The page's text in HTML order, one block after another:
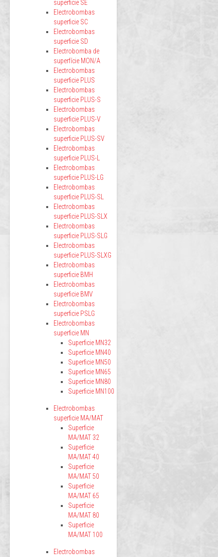
superficie SE
Electrobombas
superficie SC
Electrobombas
superficie SD
Electrobomba de
superfície MON/A
Electrobombas
superficie PLUS
Electrobombas
superficie PLUS-S
Electrobombas
superficie PLUS-V
Electrobombas
superficie PLUS-SV
Electrobombas
superficie PLUS-L
Electrobombas
superficie PLUS-LG
Electrobombas
superficie PLUS-SL
Electrobombas
superficie PLUS-SLX
Electrobombas
superficie PLUS-SLG
Electrobombas
superficie PLUS-SLXG
Electrobombas
superficie BMH
Electrobombas
superficie BMV
Electrobombas
superficie PSLG
Electrobombas
superficie MN
Superficie MN32
Superficie MN40
Superficie MN50
Superficie MN65
Superficie MN80
Superficie MN100
Electrobombas
superficie MA/MAT
Superficie
MA/MAT 32
Superficie
MA/MAT 40
Superficie
MA/MAT 50
Superficie
MA/MAT 65
Superficie
MA/MAT 80
Superficie
MA/MAT 100
Electrobombas